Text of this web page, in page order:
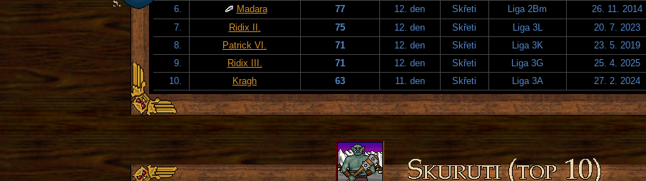
6.
Madara 77 12. den Skřeti Liga 2Bm 26. 11. 2014
7.
Ridix II. 75 12. den Skřeti Liga 3L 20. 7. 2023
8.
Patrick VI. 71 12. den Skřeti Liga 3K 23. 5. 2019
9.
Ridix III. 71 12. den Skřeti Liga 3G 25. 4. 2025
10.
Kragh 63 11. den Skřeti Liga 3A 27. 2. 2024